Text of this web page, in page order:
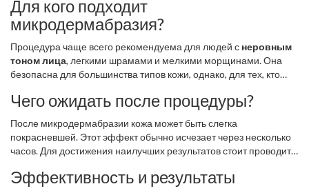
Для кого подходит
микродермабразия?
Процедура чаще всего рекомендуема для людей с неровным
тоном лица, легкими шрамами и мелкими морщинами. Она
безопасна для большинства типов кожи, однако, для тех, кто
дерматологом.
Чего ожидать после процедуры?
После микродермабразии кожа может быть слегка
покрасневшей. Этот эффект обычно исчезает через несколько
часов. Для достижения наилучших результатов стоит проводить
Эффективность и результаты